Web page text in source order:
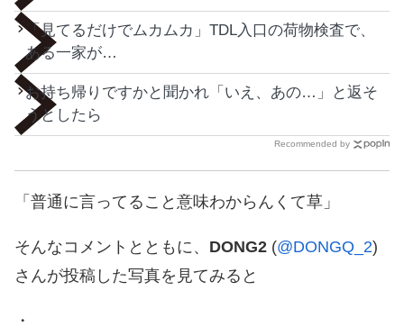
「見てるだけでムカムカ」TDL入口の荷物検査で、
ある一家が…
お持ち帰りですかと聞かれ「いえ、あの…」と返そ
うとしたら
Recommended by
「普通に言ってること意味わからんくて草」
そんなコメントとともに、 DONG2 (@DONGQ_2)
さんが投稿した写真を見てみると
・